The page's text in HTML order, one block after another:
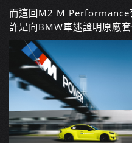
而這回M2 M Performance
許是向BMW車迷證明原廠